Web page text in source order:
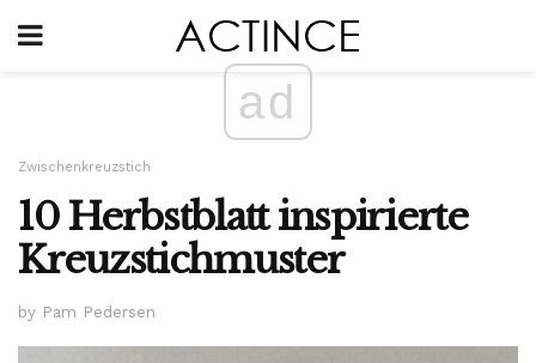
ad
Zwischenkreuzstich
10 Herbstblatt inspirierte
Kreuzstichmuster
by Pam Pedersen